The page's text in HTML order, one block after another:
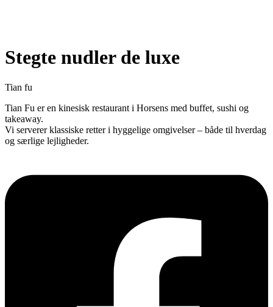
Stegte nudler de luxe
Tian fu
Tian Fu er en kinesisk restaurant i Horsens med buffet, sushi og
takeaway.
Vi serverer klassiske retter i hyggelige omgivelser – både til hverdag
og særlige lejligheder.